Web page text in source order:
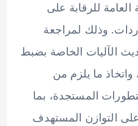
للرقابة على
لمراجعة
الخاصة بضبط
يلزم من
بما
المستهدف